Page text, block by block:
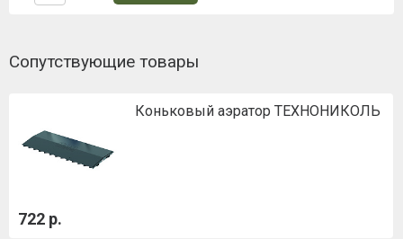
Сопутствующие товары
Коньковый аэратор ТЕХНОНИКОЛЬ
722 р.